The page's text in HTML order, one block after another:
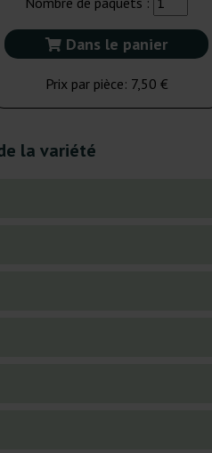
Dans le panier
Prix par pièce: 7,50 €
la variété